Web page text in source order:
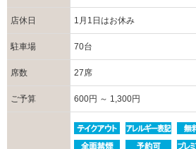
店休日 1月1日はお休み
駐車場 70台
席数 27席
ご予算 600円 ～ 1,300円